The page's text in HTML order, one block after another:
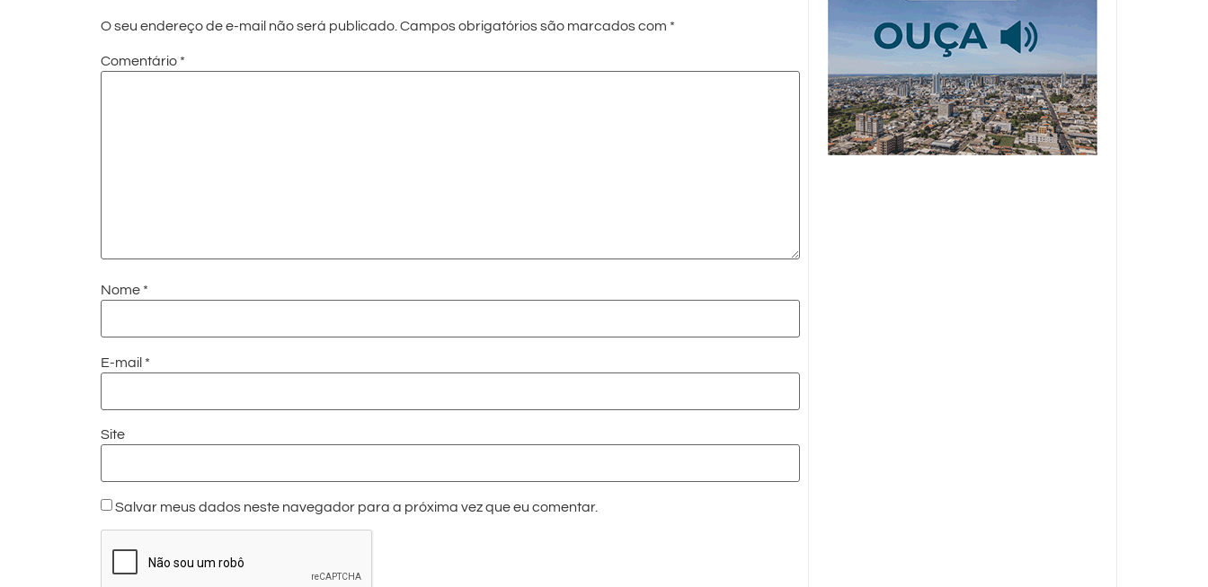
O seu endereço de e-mail não será publicado. Campos obrigatórios são marcados com *
Comentário *
Nome *
E-mail *
Site
Salvar meus dados neste navegador para a próxima vez que eu comentar.